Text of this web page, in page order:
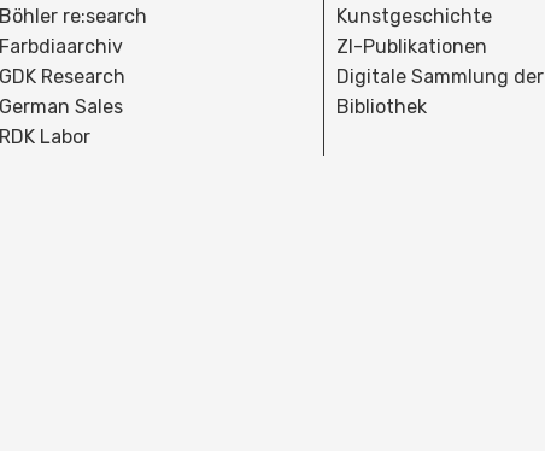
Böhler re:search
Farbdiaarchiv
GDK Research
German Sales
RDK Labor
Kunstgeschichte
ZI-Publikationen
Digitale Sammlung der
Bibliothek